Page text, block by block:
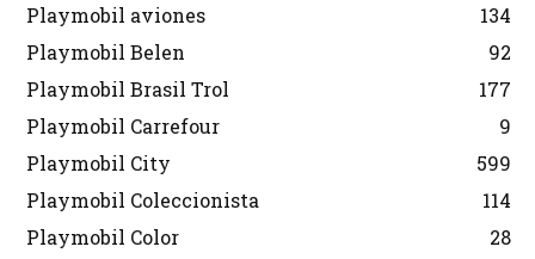
Playmobil aviones
134
Playmobil Belen
92
Playmobil Brasil Trol
177
Playmobil Carrefour
9
Playmobil City
599
Playmobil Coleccionista
114
Playmobil Color
28